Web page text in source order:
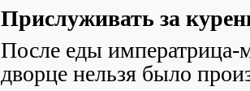
Прислуживать за
После еды императрица-
дворце нельзя было